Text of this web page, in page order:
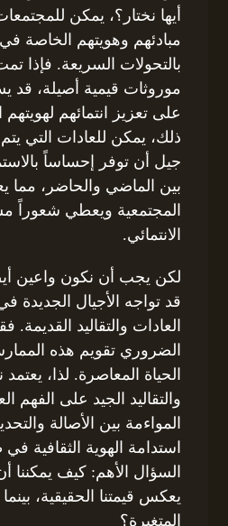
أيها نختار؟، يمكن
مبادئهم وهويتهم الخاصة
بالتحولات السريعة. فإذا
موروثات قيمية أصيلة، قد
على تعزيز انتمائهم
ذلك، يمكن للعادات التي
جيل أن توفر إحساساً
بين الماضي والحاضر، مما
المجتمعية ويعطي شعوراً
الانتمائي.
لكن يجب أن نكون واعين
قد تواجه الأجيال الجديدة
العادات والتقاليد
الضروري تقويم هذه
الحياة المعاصرة. لذا،
والتقاليد الجيد على الفهم
المواءمة بين الأصالة
استدامة الهوية الثقافية
السؤال الأهم: كيف يمكننا
يعكس قيمتنا الحقيقية،
المتغيرة؟